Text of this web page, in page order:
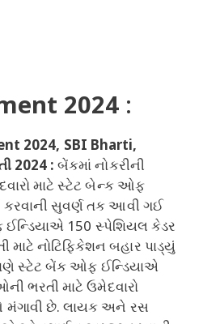
2024 :
2024, SBI Bharti,
2024 :બેંકમાં નોકરીની
માટે સ્ટેટ બેન્ક ઓફ
કરવાની સુવર્ણ તક આવી ગઈ
150 સ્પેશિયલ કેડર
માટે નોટિફિકેશન બહાર પાડ્યું
સ્ટેટ બેંક ઓફ ઈન્ડિયાએ
ભરતી માટે ઉમેદવારો
છે. લાયક અને રસ